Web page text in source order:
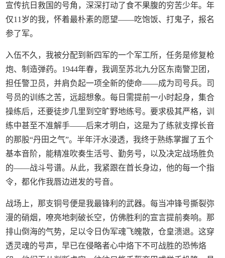
宣传抗日救国的号角，深深打动了食不果腹的穷苦少年。年
仅11岁的我，怀着最朴素的愿望——吃饱饭、打鬼子，报名
参了军。
入伍不久，我被分配到新四军的一个军工所，任务是修复枪
炮、制造弹药。1944年春，我调至苏北九分区东南警卫团，
担任警卫员，并肩负起一项全新的使命——成为司号兵。司
号员的训练之苦，远超想象。每日需提前一小时起身，集合
操练后，还要徒步几里到空旷野地练号。要求极其严格，训
练中甚至不准解手——后来才明白，这是为了练就支撑长音
的那股“丹田之气”。半年汗水浸透，我终于熟练掌握了五个
基本音阶，能精准吹奏生活号、勤务号，以及决定战场胜负
的——战斗号谱。从此，我紧跟在首长身边，他的每一个指
令，都化作我唇边迸发的号音。
战场上，那支铜号便是我最锋利的武器。每当冲锋号撕裂弥
漫的硝烟，嘹亮地刺破长空，仿佛胜利的宣言提前奏响。那
排山倒海的气势，足以令日伪军魂飞魄散，仓皇溃退。这穿
透灵魂的号声，早已在侵略者心中烙下不可战胜的恐怖烙